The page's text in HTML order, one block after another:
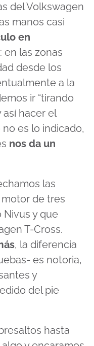
del Volkswagen
manos casi
en
: en las zonas
desde los
a la
ir “tirando
así hacer el
es lo indicado,
nos da un
las
motor de tres
y que
T-Cross.
, la diferencia
es notoria,
y
del pie
hasta